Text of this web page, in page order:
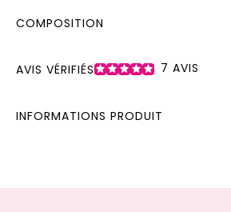
COMPOSITION
AVIS VÉRIFIÉS 7 AVIS
INFORMATIONS PRODUIT